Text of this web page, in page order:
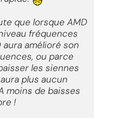
que lorsque AMD
fréquences
amélioré son
ou parce
les siennes
plus aucun
moins de baisses
!